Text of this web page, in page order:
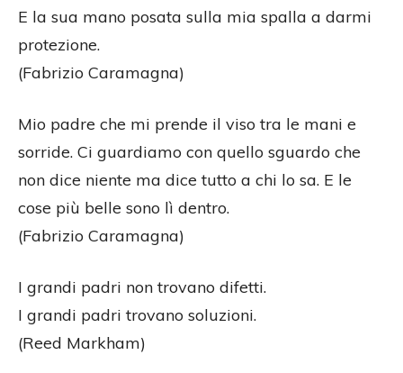
E la sua mano posata sulla mia spalla a darmi
protezione.
(Fabrizio Caramagna)
Mio padre che mi prende il viso tra le mani e
sorride. Ci guardiamo con quello sguardo che
non dice niente ma dice tutto a chi lo sa. E le
cose più belle sono lì dentro.
(Fabrizio Caramagna)
I grandi padri non trovano difetti.
I grandi padri trovano soluzioni.
(Reed Markham)